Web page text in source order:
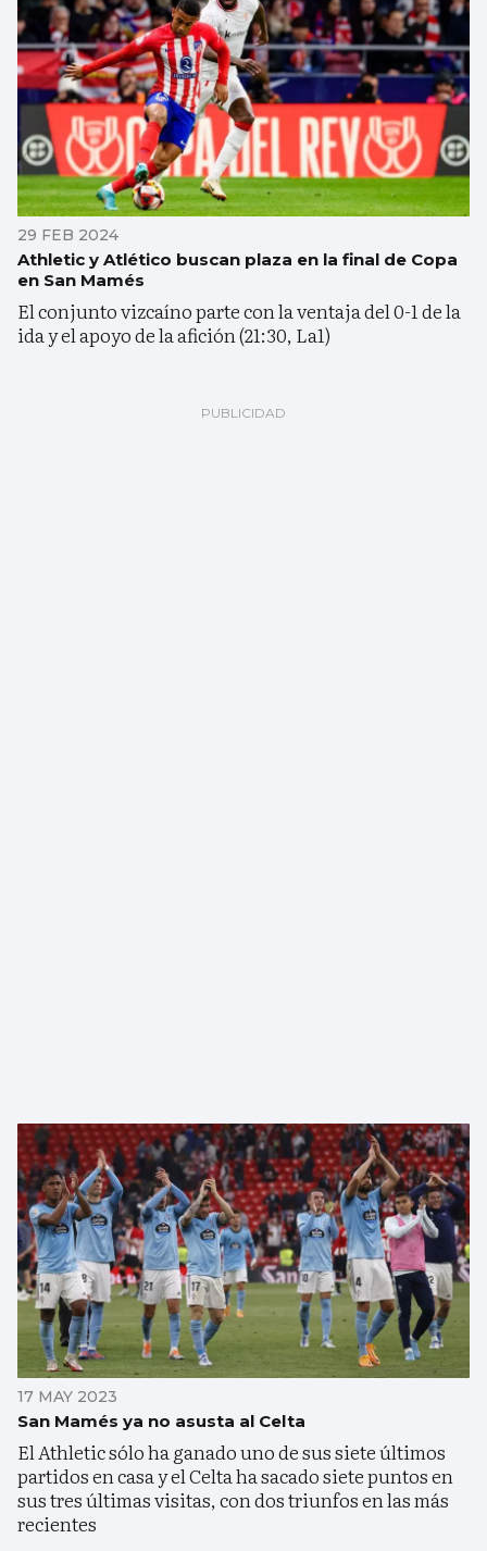
29 FEB 2024
Athletic y Atlético buscan plaza en la final de Copa
en San Mamés
El conjunto vizcaíno parte con la ventaja del 0-1 de la
ida y el apoyo de la afición (21:30, La1)
17 MAY 2023
San Mamés ya no asusta al Celta
El Athletic sólo ha ganado uno de sus siete últimos
partidos en casa y el Celta ha sacado siete puntos en
sus tres últimas visitas, con dos triunfos en las más
recientes